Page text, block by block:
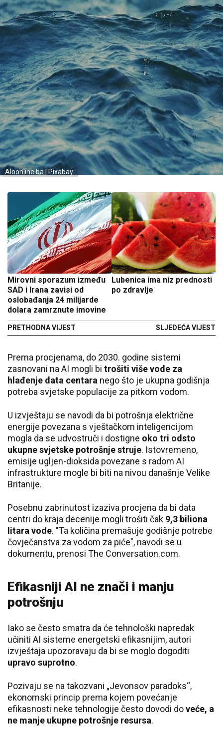
Aloonline.ba | Pixabay
Mirovni sporazum između
SAD i Irana zavisi od
oslobađanja 24 milijarde
dolara zamrznute imovine
PRETHODNA VIJEST
Lubenica ima niz prednosti
po zdravlje
SLJEDEĆA VIJEST
Prema procjenama, do 2030. godine sistemi
zasnovani na AI mogli bi trošiti više vode za
hlađenje data centara nego što je ukupna godišnja
potreba svjetske populacije za pitkom vodom.
U izvještaju se navodi da bi potrošnja električne
energije povezana s vještačkom inteligencijom
mogla da se udvostruči i dostigne oko tri odsto
ukupne svjetske potrošnje struje. Istovremeno,
emisije ugljen-dioksida povezane s radom AI
infrastrukture mogle bi biti na nivou današnje Velike
Britanije.
Posebnu zabrinutost izaziva procjena da bi data
centri do kraja decenije mogli trošiti čak 9,3 biliona
litara vode. "Ta količina premašuje godišnje potrebe
čovječanstva za vodom za piće", navodi se u
dokumentu, prenosi The Conversation.com.
Efikasniji AI ne znači i manju
potrošnju
Iako se često smatra da će tehnološki napredak
učiniti AI sisteme energetski efikasnijim, autori
izvještaja upozoravaju da bi se moglo dogoditi
upravo suprotno.
Pozivaju se na takozvani „Jevonsov paradoks“,
ekonomski princip prema kojem povećanje
efikasnosti neke tehnologije često dovodi doveće, a
ne manje ukupne potrošnje resursa.